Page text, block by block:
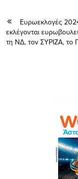
Ευρωεκλογές
εκλέγονται
τη ΝΔ, τον ΣΥΡΙΖΑ,